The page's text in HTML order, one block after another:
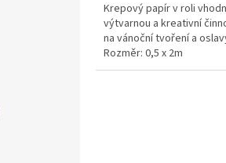
Krepový papír v roli
výtvarnou a kreativní
na vánoční tvoření a
Rozměr: 0,5 x 2m